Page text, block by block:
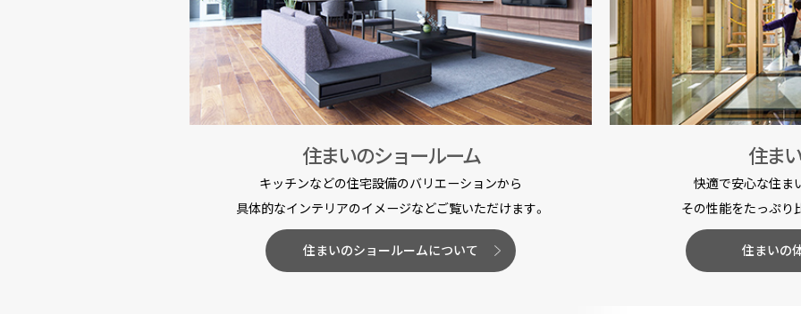
住まいのショールーム
キッチンなどの住宅設備のバリエーションから
具体的なインテリアのイメージなどご覧いただけます。
住まいのショールームについて
住ま
快適で安心な住ま
その性能をたっぷり
住まいの